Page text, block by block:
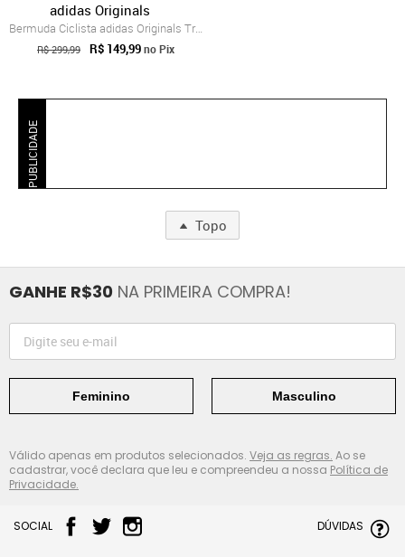
adidas Originals
Bermuda Ciclista adidas Originals Trefoi...
R$ 299,99 R$ 149,99no Pix
PUBLICIDADE
Topo
GANHE R$30 NA PRIMEIRA COMPRA!
Feminino Masculino
Válido apenas em produtos selecionados. Veja as regras. Ao se
cadastrar, você declara que leu e compreendeu a nossa Política de
Privacidade.
SOCIAL DÚVIDAS